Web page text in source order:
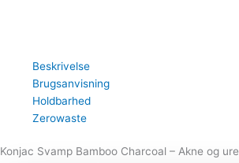
Beskrivelse
Brugsanvisning
Holdbarhed
Zerowaste
Konjac Svamp Bamboo Charcoal – Akne og